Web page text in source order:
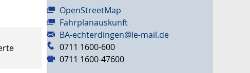
OpenStreetMap
Fahrplanauskunft
BA-echterdingen@le-mail.de
0711 1600-600
0711 1600-47600